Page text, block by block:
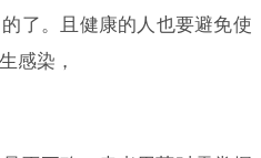
了。且健康的人也要避免使
感染，